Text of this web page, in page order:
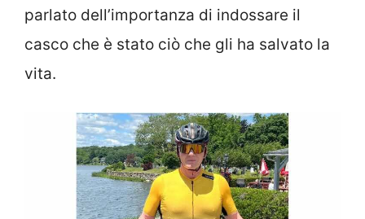
parlato dell’importanza di indossare il
casco che è stato ciò che gli ha salvato la
vita.